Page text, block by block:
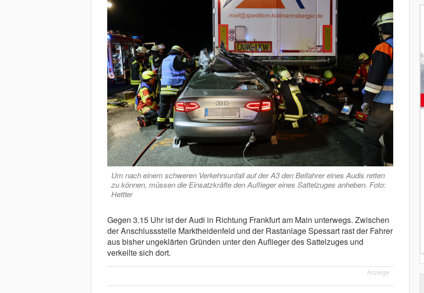
Um nach einem schweren Verkehrsunfall auf der A3 den Beifahrer eines Audis retten
zu können, müssen die Einsatzkräfte den Auflieger eines Sattelzuges anheben. Foto:
Hettler
Gegen 3.15 Uhr ist der Audi in Richtung Frankfurt am Main unterwegs. Zwischen
der Anschlussstelle Marktheidenfeld und der Rastanlage Spessart rast der Fahrer
aus bisher ungeklärten Gründen unter den Auflieger des Sattelzuges und
verkeilte sich dort.
Anzeige